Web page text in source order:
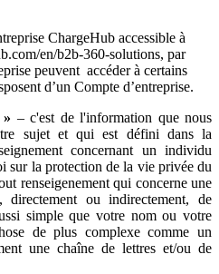
ChargeHub accessible à
en/b2b-360-solutions, par
peuvent accéder à certains
d’un Compte d’entreprise.
» – c'est de l'information que nous
sujet et qui est défini dans la
concernant un individu
sur la protection de la vie privée du
renseigenement qui concerne une
directement ou indirectement, de
simple que votre nom ou votre
de plus complexe comme un
une chaîne de lettres et/ou de